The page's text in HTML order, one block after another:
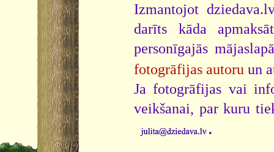
Izmantojot
darīts kāda
personīgajās
fotogrāfijas autoru un
Ja fotogrāfijas vai
veikšanai, par kuru
.